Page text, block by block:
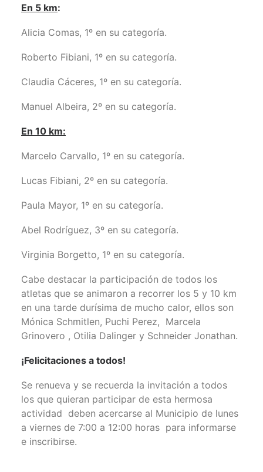
En 5 km:
Alicia Comas, 1º en su categoría.
Roberto Fibiani, 1º en su categoría.
Claudia Cáceres, 1º en su categoría.
Manuel Albeira, 2º en su categoría.
En 10 km:
Marcelo Carvallo, 1º en su categoría.
Lucas Fibiani, 2º en su categoría.
Paula Mayor, 1º en su categoría.
Abel Rodríguez, 3º en su categoría.
Virginia Borgetto, 1º en su categoría.
Cabe destacar la participación de todos los
atletas que se animaron a recorrer los 5 y 10 km
en una tarde durísima de mucho calor, ellos son
Mónica Schmitlen, Puchi Perez, Marcela
Grinovero , Otilia Dalinger y Schneider Jonathan.
¡Felicitaciones a todos!
Se renueva y se recuerda la invitación a todos
los que quieran participar de esta hermosa
actividad deben acercarse al Municipio de lunes
a viernes de 7:00 a 12:00 horas para informarse
e inscribirse.